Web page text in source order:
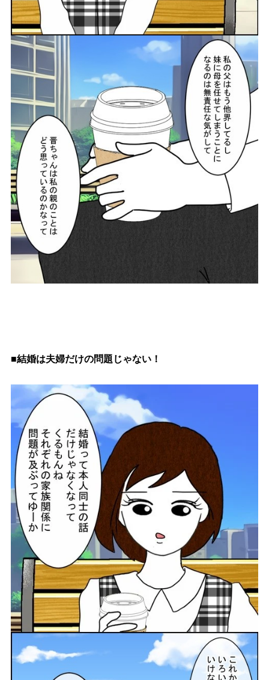
■結婚は夫婦だけの問題じゃない！